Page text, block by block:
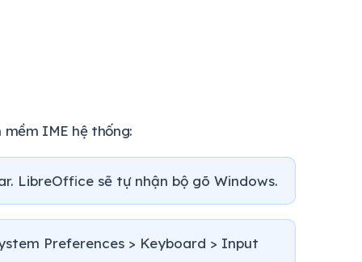
IME hệ thống:
LibreOffice sẽ tự nhận bộ gõ Windows.
Preferences > Keyboard > Input